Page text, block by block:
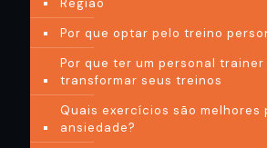
Região
Por que optar pelo treino
Por que ter um personal trainer
transformar seus treinos
Quais exercícios são melhores
ansiedade?